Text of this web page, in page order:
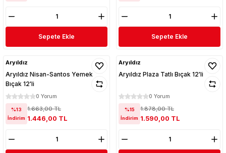
Sepete Ekle Sepete Ekle
Aryıldız
Aryıldız Nisan-Santos Yemek
Bıçak 12'li
0 Yorum
%13
İndirim
1.663,00 TL
1.446,00 TL
Aryıldız
Aryıldız Plaza Tatlı Bıçak 12'li
0 Yorum
%15
İndirim
1.878,00 TL
1.590,00 TL